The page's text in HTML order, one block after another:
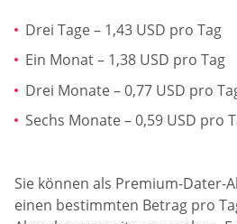
Drei Tage – 1,43 USD pro Tag
Ein Monat – 1,38 USD pro Tag
Drei Monate – 0,77 USD pro
Sechs Monate – 0,59 USD pro
Sie können als Premium-Dater-
einen bestimmten Betrag pro